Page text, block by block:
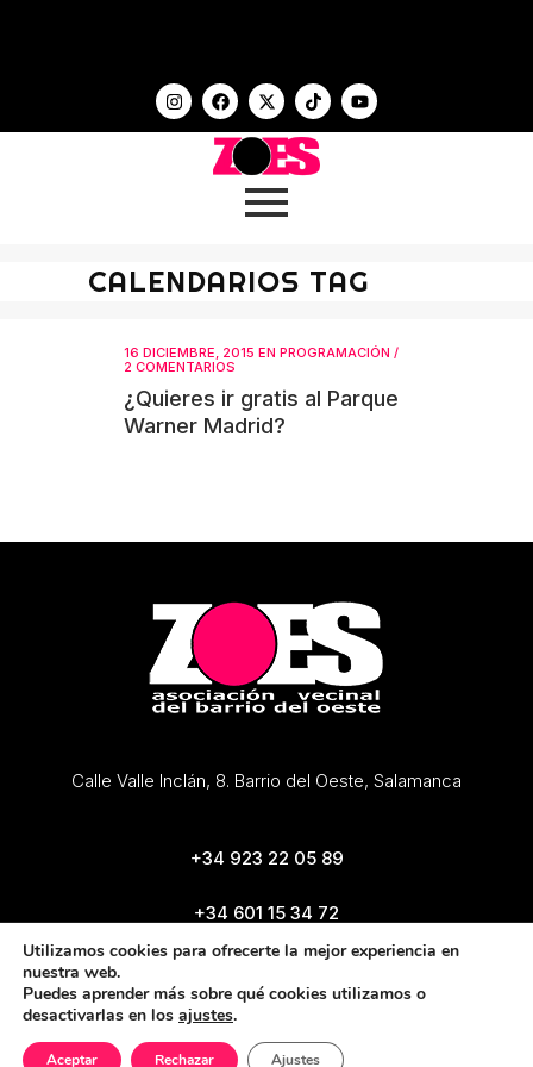
CALENDARIOS TAG
16 DICIEMBRE, 2015 EN PROGRAMACIÓN /
2 COMENTARIOS
¿Quieres ir gratis al Parque
Warner Madrid?
Calle Valle Inclán, 8. Barrio del Oeste, Salamanca
+34 923 22 05 89
+34 601 15 34 72
zoes@zoes.es
Utilizamos cookies para ofrecerte la mejor experiencia en
nuestra web.
Puedes aprender más sobre qué cookies utilizamos o
desactivarlas en los ajustes.
Aceptar Rechazar Ajustes